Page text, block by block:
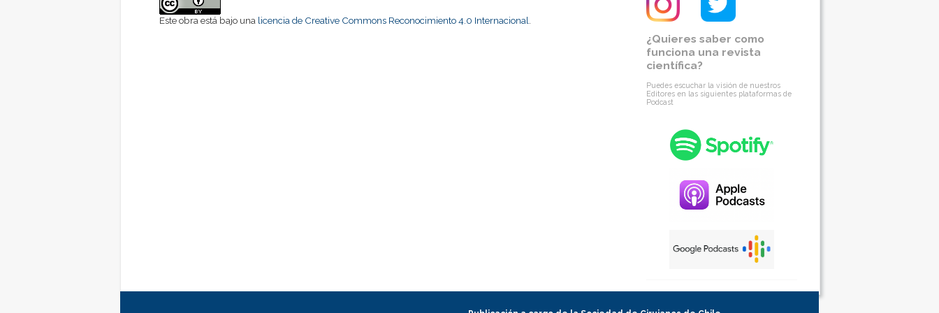
¿Quieres saber como
funciona una revista
científica?
Puedes escuchar la visión de nuestros
Editores en las siguientes plataformas de
Podcast
Este obra está bajo una licencia de Creative Commons Reconocimiento 4.0 Internacional